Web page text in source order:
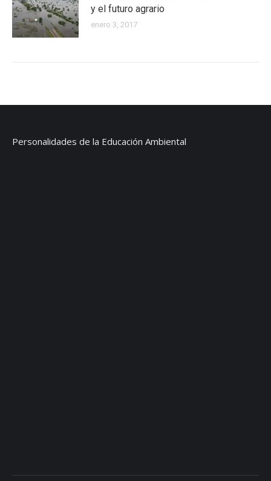
y el futuro agrario
enero 3, 2017
Personalidades de la Educación Ambiental